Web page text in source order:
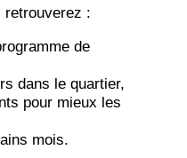
retrouverez :
de
dans le quartier,
pour mieux les
mois.